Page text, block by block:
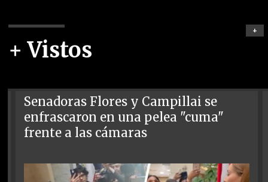
+ Vistos
+
Senadoras Flores y Campillai se
enfrascaron en una pelea "cuma"
frente a las cámaras